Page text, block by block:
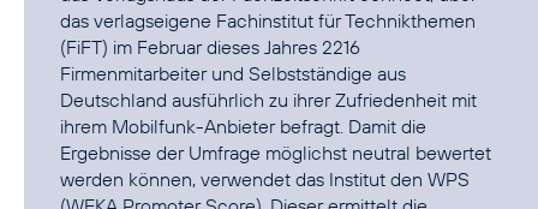
das verlagseigene Fachinstitut für Technikthemen
(FiFT) im Februar dieses Jahres 2216
Firmenmitarbeiter und Selbstständige aus
Deutschland ausführlich zu ihrer Zufriedenheit mit
ihrem Mobilfunk-Anbieter befragt. Damit die
Ergebnisse der Umfrage möglichst neutral bewertet
werden können, verwendet das Institut den WPS